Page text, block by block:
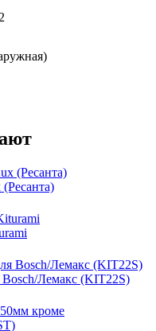
Лемакс (KIT22S)